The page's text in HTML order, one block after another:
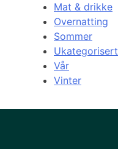
Mat & drikke
Overnatting
Sommer
Ukategorisert
Vår
Vinter